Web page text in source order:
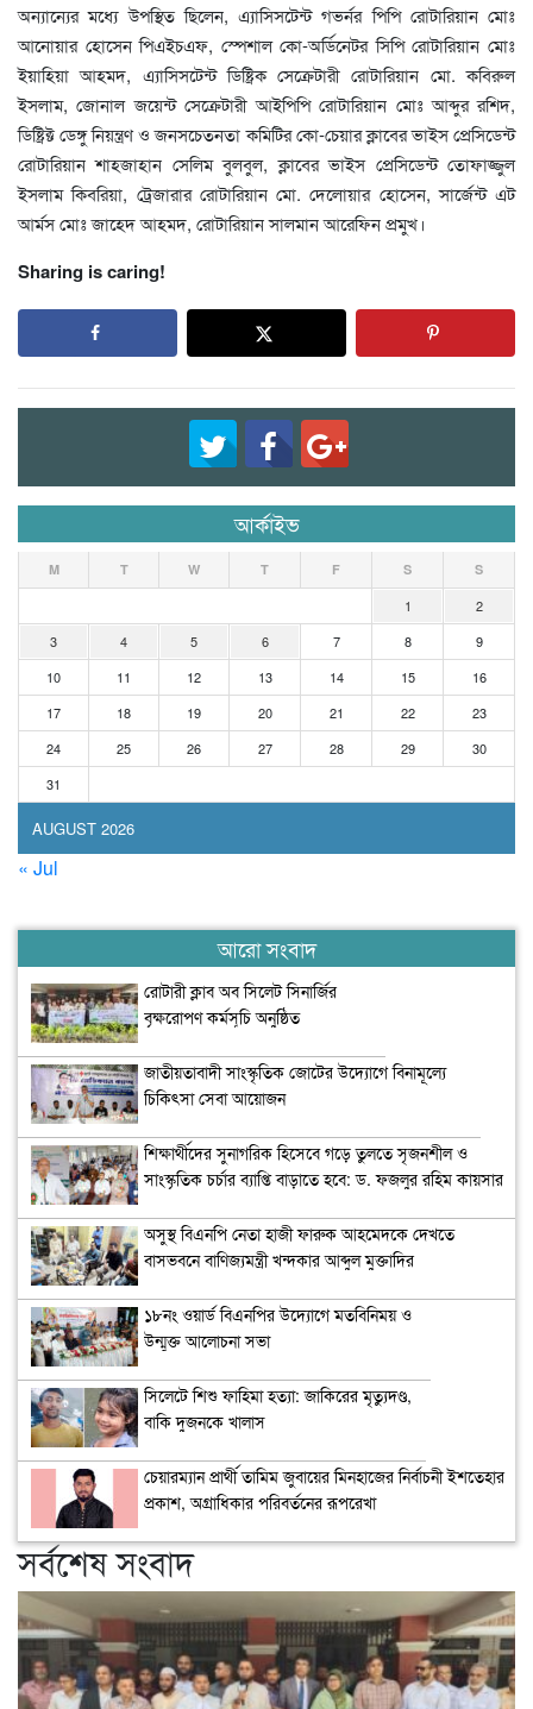
অন্যান্যের মধ্যে উপস্থিত ছিলেন, এ্যাসিসটেন্ট গভর্নর পিপি রোটারিয়ান মোঃ
আনোয়ার হোসেন পিএইচএফ, স্পেশাল কো-অর্ডিনেটর সিপি রোটারিয়ান মোঃ
ইয়াহিয়া আহমদ, এ্যাসিসটেন্ট ডিষ্ট্রিক সেক্রেটারী রোটারিয়ান মো. কবিরুল
ইসলাম, জোনাল জয়েন্ট সেক্রেটারী আইপিপি রোটারিয়ান মোঃ আব্দুর রশিদ,
ডিষ্ট্রিক্ট ডেঙ্গু নিয়ন্ত্রণ ও জনসচেতনতা কমিটির কো-চেয়ার ক্লাবের ভাইস প্রেসিডেন্ট
রোটারিয়ান শাহজাহান সেলিম বুলবুল, ক্লাবের ভাইস প্রেসিডেন্ট তোফাজ্জুল
ইসলাম কিবরিয়া, ট্রেজারার রোটারিয়ান মো. দেলোয়ার হোসেন, সার্জেন্ট এট
আর্মস মোঃ জাহেদ আহমদ, রোটারিয়ান সালমান আরেফিন প্রমুখ।
Sharing is caring!
আর্কাইভ
AUGUST 2026
M T W T F S S
1
2
3
4 5 6 7 8
9
10
11 12 13 14 15
16
17
18 19 20 21 22
23
24
25 26 27 28 29
30
31
« Jul
আরো সংবাদ
রোটারী ক্লাব অব সিলেট সিনার্জির
বৃক্ষরোপণ কর্মসূচি অনুষ্ঠিত
জাতীয়তাবাদী সাংস্কৃতিক জোটের উদ্যোগে বিনামূল্যে
চিকিৎসা সেবা আয়োজন
শিক্ষার্থীদের সুনাগরিক হিসেবে গড়ে তুলতে সৃজনশীল ও
সাংস্কৃতিক চর্চার ব্যাপ্তি বাড়াতে হবে: ড. ফজলুর রহিম কায়সার
অসুস্থ বিএনপি নেতা হাজী ফারুক আহমেদকে দেখতে
বাসভবনে বাণিজ্যমন্ত্রী খন্দকার আব্দুল মুক্তাদির
১৮নং ওয়ার্ড বিএনপির উদ্যোগে মতবিনিময় ও
উন্মুক্ত আলোচনা সভা
সিলেটে শিশু ফাহিমা হত্যা: জাকিরের মৃত্যুদণ্ড,
বাকি দুজনকে খালাস
চেয়ারম্যান প্রার্থী তামিম জুবায়ের মিনহাজের নির্বাচনী ইশতেহার
প্রকাশ, অগ্রাধিকার পরিবর্তনের রূপরেখা
সর্বশেষ সংবাদ